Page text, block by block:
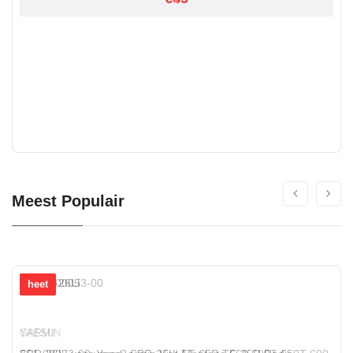
Meest Populair
heet
GARMIN
heet
YAESU